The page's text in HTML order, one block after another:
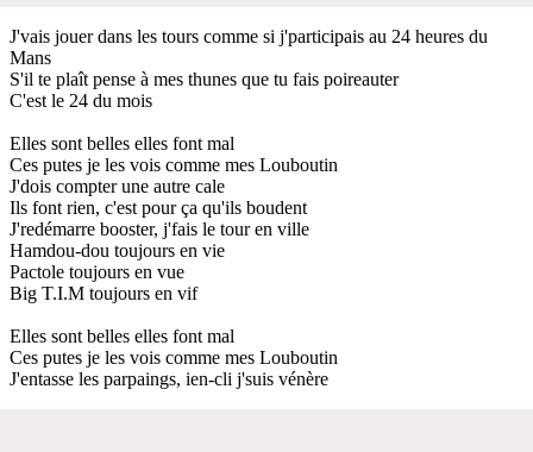
J'vais jouer dans les tours comme si j'participais au 24 heures du
Mans
S'il te plaît pense à mes thunes que tu fais poireauter
C'est le 24 du mois
Elles sont belles elles font mal
Ces putes je les vois comme mes Louboutin
J'dois compter une autre cale
Ils font rien, c'est pour ça qu'ils boudent
J'redémarre booster, j'fais le tour en ville
Hamdou-dou toujours en vie
Pactole toujours en vue
Big T.I.M toujours en vif
Elles sont belles elles font mal
Ces putes je les vois comme mes Louboutin
J'entasse les parpaings, ien-cli j'suis vénère